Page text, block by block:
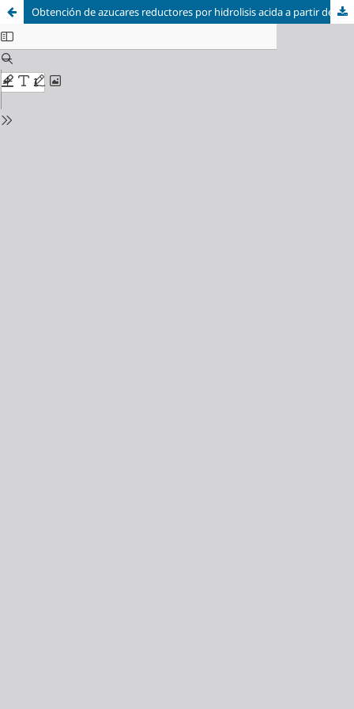
Obtención de azucares reductores por hidrolisis acida a partir de un consorcio de microalgas amazónicas cultivadas en agua residual